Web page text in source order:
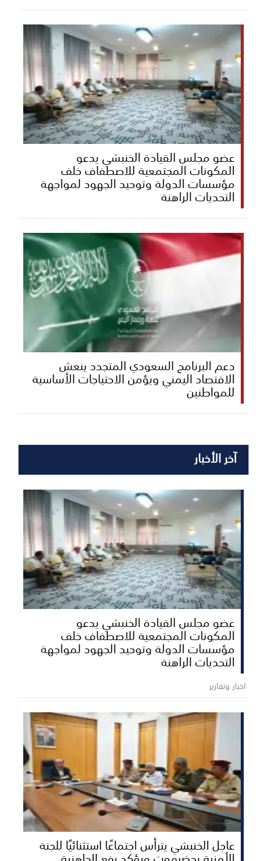
عضو مجلس القيادة الخنبشي يدعو
المكونات المجتمعية للاصطفاف خلف
مؤسسات الدولة وتوحيد الجهود لمواجهة
التحديات الراهنة
دعم البرنامج السعودي المتجدد ينعش
الاقتصاد اليمني ويؤمن الاحتياجات الأساسية
للمواطنين
آخر الأخبار
عضو مجلس القيادة الخنبشي يدعو
المكونات المجتمعية للاصطفاف خلف
مؤسسات الدولة وتوحيد الجهود لمواجهة
التحديات الراهنة
اخبار وتقارير
عاجل الخنبشي يترأس اجتماعًا استثنائيًا للجنة